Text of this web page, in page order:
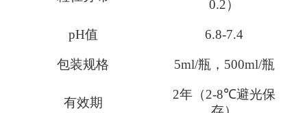
0.2）
pH值 6.8-7.4
包装规格 5ml/瓶， 500ml/瓶
有效期
2年（2-8℃避光保